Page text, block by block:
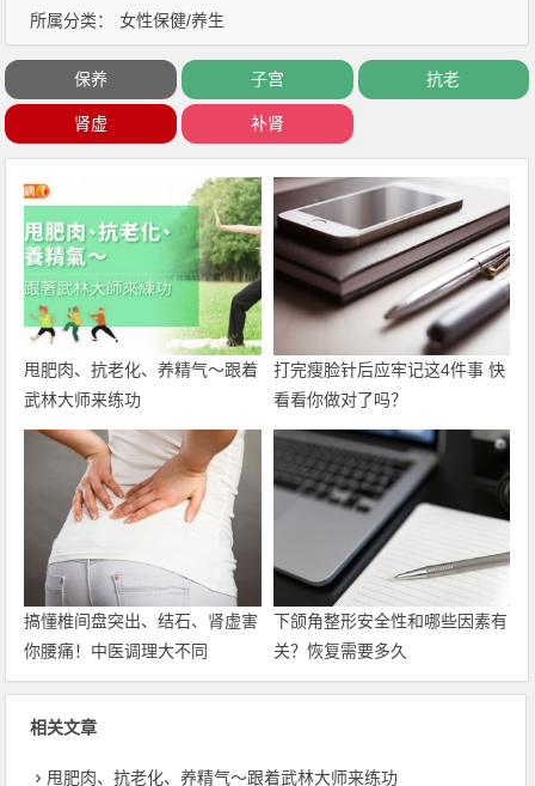
所属分类： 女性保健/养生
保养 子宫 抗老
肾虚 补肾
甩肥肉、抗老化、养精气〜跟着
武林大师来练功
打完瘦脸针后应牢记这4件事 快
看看你做对了吗？
搞懂椎间盘突出、结石、肾虚害
你腰痛！中医调理大不同
下颌角整形安全性和哪些因素有
关？恢复需要多久
相关文章
甩肥肉、抗老化、养精气〜跟着武林大师来练功